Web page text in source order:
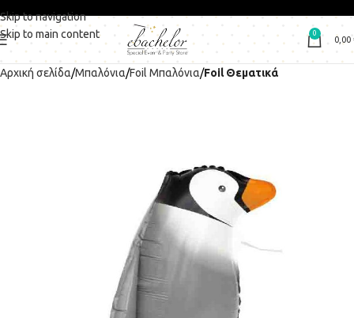
Skip to navigation
Skip to main content
0
0,00
Αρχική σελίδα Μπαλόνια Foil Μπαλόνια Foil Θεματικά